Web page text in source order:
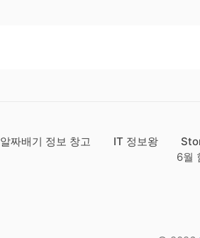
알짜배기 정보 창고 IT 정보왕
6월